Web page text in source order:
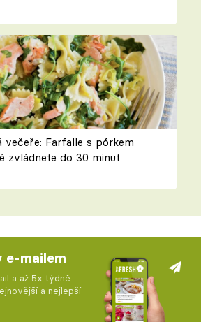
večeře: Farfalle s pórkem
zvládnete do 30 minut
e-mailem
a až 5x týdně
a nejlepší